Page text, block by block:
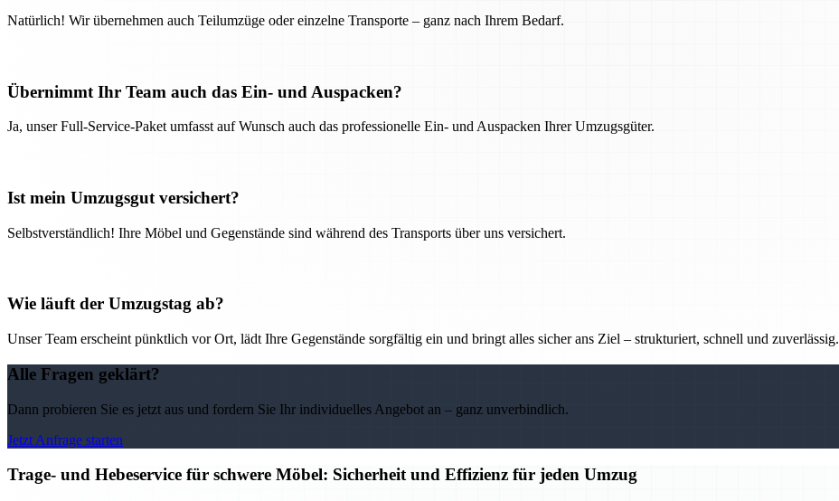
Natürlich! Wir übernehmen auch Teilumzüge oder einzelne Transporte – ganz nach Ihrem Bedarf.
Übernimmt Ihr Team auch das Ein- und Auspacken?
Ja, unser Full-Service-Paket umfasst auf Wunsch auch das professionelle Ein- und Auspacken Ihrer Umzugsgüter.
Ist mein Umzugsgut versichert?
Selbstverständlich! Ihre Möbel und Gegenstände sind während des Transports über uns versichert.
Wie läuft der Umzugstag ab?
Unser Team erscheint pünktlich vor Ort, lädt Ihre Gegenstände sorgfältig ein und bringt alles sicher ans Ziel – strukturiert, schnell und zuverlässig.
Alle Fragen geklärt?
Dann probieren Sie es jetzt aus und fordern Sie Ihr individuelles Angebot an – ganz unverbindlich.
Jetzt Anfrage starten
Trage- und Hebeservice für schwere Möbel: Sicherheit und Effizienz für jeden Umzug